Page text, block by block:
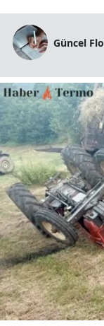
Güncel